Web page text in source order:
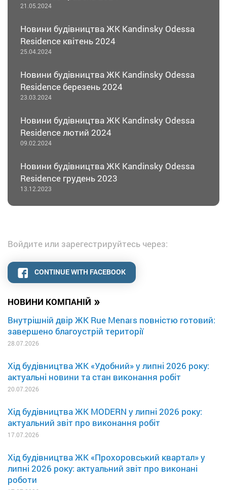
НОВИНИ КОМПАНІЙ »
Внутрішній двір ЖК Rue Menars повністю готовий:
завершено благоустрій території
28.07.2026
Хід будівництва ЖК «Удобний» у липні 2026 року:
актуальні новини та стан виконання робіт
20.07.2026
Хід будівництва ЖК MODERN у липні 2026 року:
актуальний звіт про виконання робіт
17.07.2026
Хід будівництва ЖК «Прохоровський квартал» у
липні 2026 року: актуальний звіт про виконані
роботи
21.05.2024
Новини будівництва ЖК Kandinsky Odessa
Residence квітень 2024
25.04.2024
Новини будівництва ЖК Kandinsky Odessa
Residence березень 2024
23.03.2024
Новини будівництва ЖК Kandinsky Odessa
Residence лютий 2024
09.02.2024
Новини будівництва ЖК Kandinsky Odessa
Residence грудень 2023
13.12.2023
Войдите или зарегестрируйтесь через:
CONTINUE WITH FACEBOOK